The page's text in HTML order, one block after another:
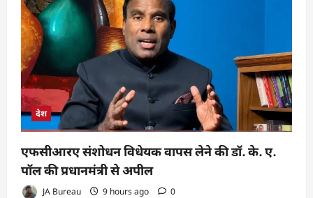
देश
एफसीआरए संशोधन विधेयक वापस लेने की डॉ. के. ए.
पॉल की प्रधानमंत्री से अपील
JA Bureau 9 hours ago 0